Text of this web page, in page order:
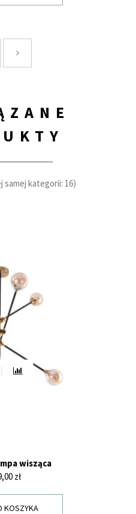
kategorii: 16)
wisząca
zł
KOSZYKA